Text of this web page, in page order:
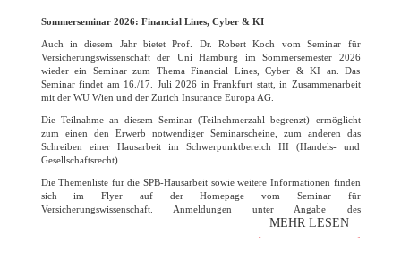
Sommerseminar 2026: Financial Lines, Cyber & KI
Auch in diesem Jahr bietet Prof. Dr. Robert Koch vom Seminar für
Versicherungswissenschaft der Uni Hamburg im Sommersemester 2026
wieder ein Seminar zum Thema Financial Lines, Cyber & KI an. Das
Seminar findet am 16./17. Juli 2026 in Frankfurt statt, in Zusammenarbeit
mit der WU Wien und der Zurich Insurance Europa AG.
Die Teilnahme an diesem Seminar (Teilnehmerzahl begrenzt) ermöglicht
zum einen den Erwerb notwendiger Seminarscheine, zum anderen das
Schreiben einer Hausarbeit im Schwerpunktbereich III (Handels- und
Gesellschaftsrecht).
Die Themenliste für die SPB-Hausarbeit sowie weitere Informationen finden
sich im Flyer auf der Homepage vom Seminar für
Versicherungswissenschaft. Anmeldungen unter Angabe des
Themenwunsches bitte bis zum 31. März 2026 direkt an den Lehrstuhl
Robert Koch. Die Vorbesprechung und finale Themenvergabe findet am 07.
MEHR LESEN